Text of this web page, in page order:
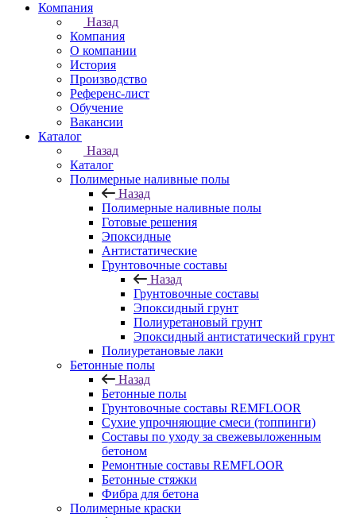
Компания
Назад
Компания
О компании
История
Производство
Референс-лист
Обучение
Вакансии
Каталог
Назад
Каталог
Полимерные наливные полы
Назад
Полимерные наливные полы
Готовые решения
Эпоксидные
Антистатические
Грунтовочные составы
Назад
Грунтовочные составы
Эпоксидный грунт
Полиуретановый грунт
Эпоксидный антистатический грунт
Полиуретановые лаки
Бетонные полы
Назад
Бетонные полы
Грунтовочные составы REMFLOOR
Сухие упрочняющие смеси (топпинги)
Составы по уходу за свежевыложенным
бетоном
Ремонтные составы REMFLOOR
Бетонные стяжки
Фибра для бетона
Полимерные краски